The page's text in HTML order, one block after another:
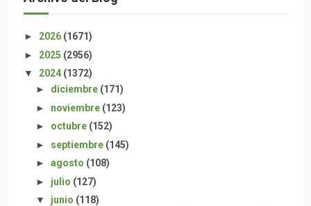
► 2026 (1671)
► 2025 (2956)
▼ 2024 (1372)
► diciembre (171)
► noviembre (123)
► octubre (152)
► septiembre (145)
► agosto (108)
► julio (127)
▼ junio (118)